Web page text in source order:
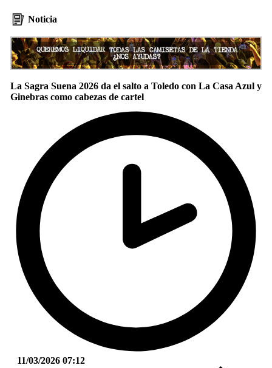
Noticia
La Sagra Suena 2026 da el salto a Toledo con La Casa Azul y
Ginebras como cabezas de cartel
11/03/2026 07:12